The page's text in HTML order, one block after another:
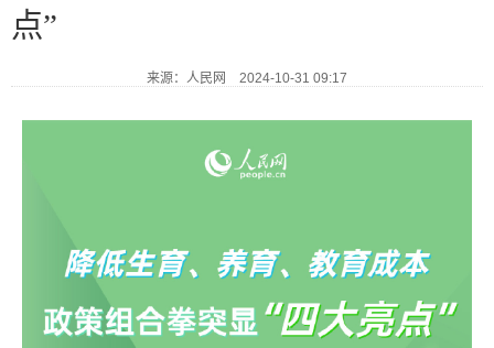
点”
来源：人民网 2024-10-31 09:17